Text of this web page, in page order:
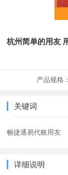
杭州简单的用友
产品规格：
关键词
畅捷通易代账用友
详细说明